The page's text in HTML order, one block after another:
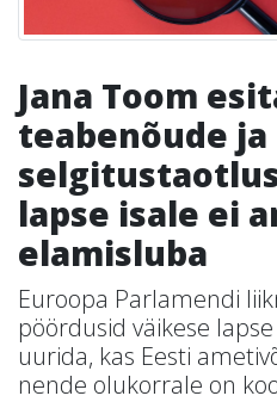
Jana Toom
teabenõude ja
lapse isale ei
elamisluba
Euroopa Parlamendi
pöördusid väikese
uurida, kas Eesti
nende olukorrale on